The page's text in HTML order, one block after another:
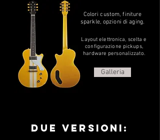
Colori custom, finiture
sparkle, opzioni di aging.
Layout elettronica, scelta e
configurazione pickups,
hardware personalizzato.
Galleria
due versioni: